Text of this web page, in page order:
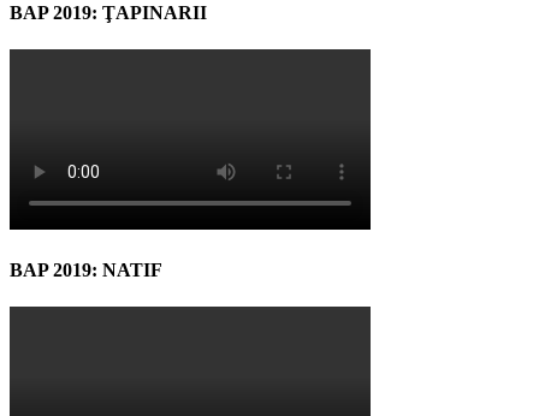
BAP 2019: ŢAPINARII
BAP 2019: NATIF